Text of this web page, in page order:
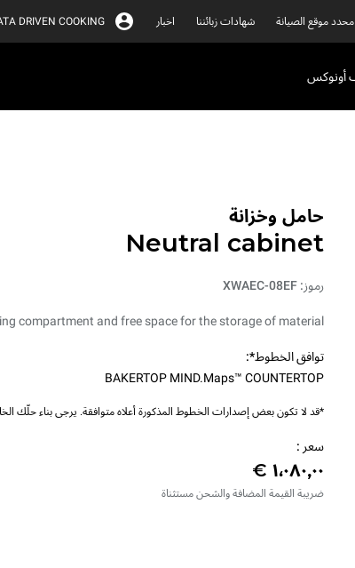
محدد موقع الصيانة شهادات زبائننا اخبار DRIVEN COOKING
أونوكس
حامل وخزانة
Neutral cabinet
رموز: XWAEC-08EF
compartment and free space for the storage of material.
توافق الخطوط*:
BAKERTOP MIND.Maps™ COUNTERTOP
*قد لا تكون بعض إصدارات الخطوط المذكورة أعلاه متوافقة. يرجى بناء حلّك
سعر :
ضريبة القيمة المضافة والشحن مستثناة